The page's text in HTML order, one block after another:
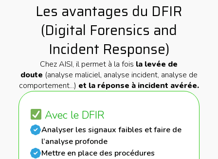
Les avantages du DFIR
(Digital Forensics and
Incident Response)
Chez AISI, il permet à la fois la levée de
doute (analyse maliciel, analyse incident, analyse de
comportement...) et la réponse à incident avérée.
Avec le DFIR
Analyser les signaux faibles et faire de
l’analyse profonde
Mettre en place des procédures